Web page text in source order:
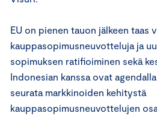
EU on pienen tauon jälkeen taas
kauppasopimusneuvotteluja ja
sopimuksen ratifioiminen sekä
Indonesian kanssa ovat
seurata markkinoiden kehitystä
kauppasopimusneuvottelujen